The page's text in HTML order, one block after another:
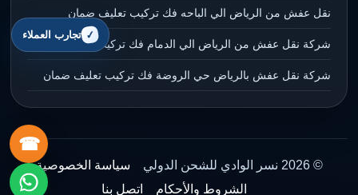
نقل عفش من الرياض الي الباحه فك تركيب تعليف ضمان
شركة نقل عفش من الرياض الي الدمام فك تركيب تعليف ضمان
شركة نقل عفش بالرياض حي الروضة فك تركيب تعليف ضمان
© 2026 نسر الوادي للشحن الدولي
سياسة الخصوصية
الشروط والأحكام
اتصل بنا
☎
تجارب العملاء